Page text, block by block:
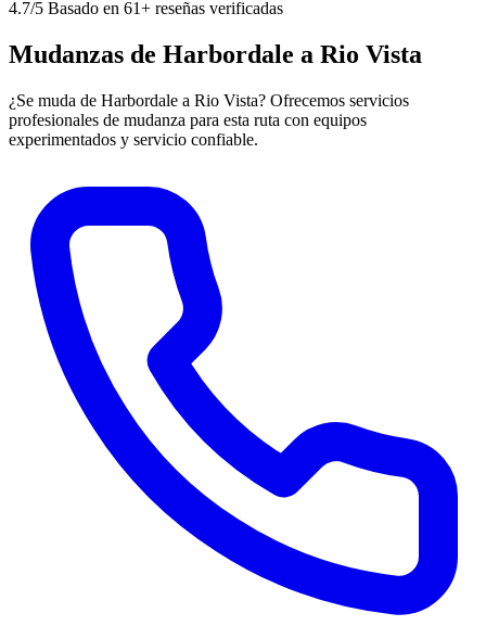
4.7/5 Basado en 61+ reseñas verificadas
Mudanzas de Harbordale a Rio Vista
¿Se muda de Harbordale a Rio Vista? Ofrecemos servicios
profesionales de mudanza para esta ruta con equipos
experimentados y servicio confiable.